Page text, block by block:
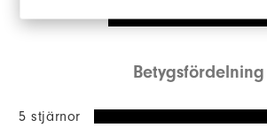
Betygsfördelning
5 stjärnor